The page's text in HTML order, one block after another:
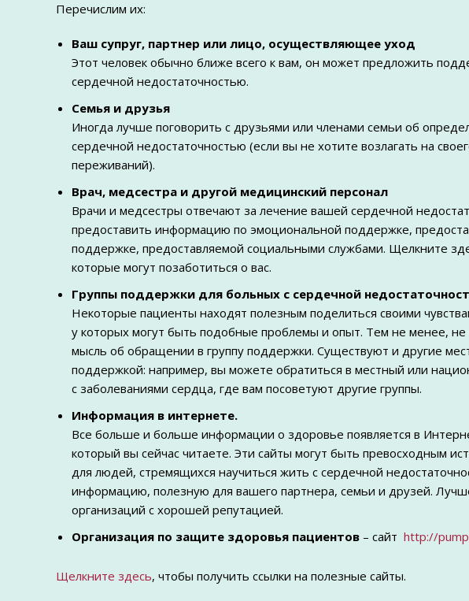
Перечислим их:
Ваш супруг, партнер или лицо, осуществляющее уход
Этот человек обычно ближе всего к вам, он может предложить
сердечной недостаточностью.
Семья и друзья
Иногда лучше поговорить с друзьями или членами семьи об
сердечной недостаточностью (если вы не хотите возлагать на
переживаний).
Врач, медсестра и другой медицинский персонал
Врачи и медсестры отвечают за лечение вашей сердечной
предоставить информацию по эмоциональной поддержке,
поддержке, предоставляемой социальными службами. Щелкните
которые могут позаботиться о вас.
Группы поддержки для больных с сердечной
Некоторые пациенты находят полезным поделиться своими
у которых могут быть подобные проблемы и опыт. Тем не менее,
мысль об обращении в группу поддержки. Существуют и другие
поддержкой: например, вы можете обратиться в местный или
с заболеваниями сердца, где вам посоветуют другие группы.
Информация в интернете.
Все больше и больше информации о здоровье появляется в
который вы сейчас читаете. Эти сайты могут быть превосходным
для людей, стремящихся научиться жить с сердечной
информацию, полезную для вашего партнера, семьи и друзей.
организаций с хорошей репутацией.
Организация по защите здоровья пациентов – сайт http://
Щелкните здесь, чтобы получить ссылки на полезные сайты.